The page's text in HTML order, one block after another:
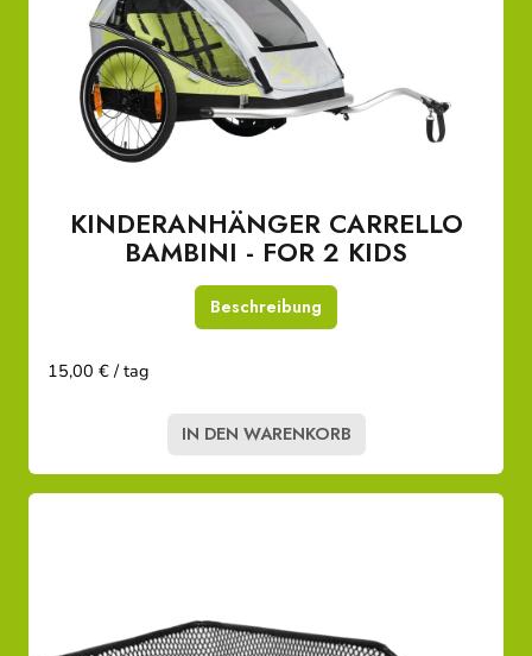
KINDERANHÄNGER CARRELLO
BAMBINI - FOR 2 KIDS
Beschreibung
15,00 € / tag
IN DEN WARENKORB